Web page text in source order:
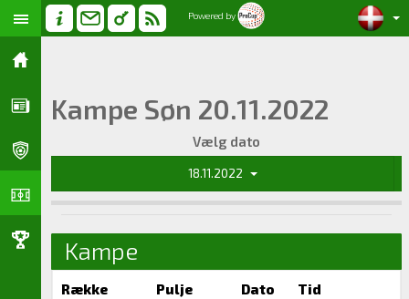
Powered by
Kampe Søn 20.11.2022
Vælg dato
18.11.2022
Kampe
Række Pulje Dato Tid